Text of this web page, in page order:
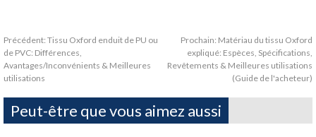
Précédent: Tissu Oxford enduit de PU ou
de PVC: Différences,
Avantages/Inconvénients & Meilleures
utilisations
Prochain: Matériau du tissu Oxford
expliqué: Espèces, Spécifications,
Revêtements & Meilleures utilisations
(Guide de l'acheteur)
Peut-être que vous aimez aussi